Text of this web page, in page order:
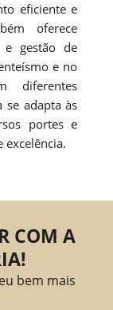
eficiente e
oferece
e gestão de
e no
diferentes
se adapta às
portes e
excelência.
COM A
bem mais